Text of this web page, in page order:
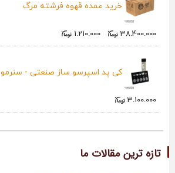
خرید عمده قهوه فرشته مرگ
38.400.000
1.210.000
کی پد اسپرسو ساز صنعتی - سنرمو
3.100.000
تازه ترین مقالات ما